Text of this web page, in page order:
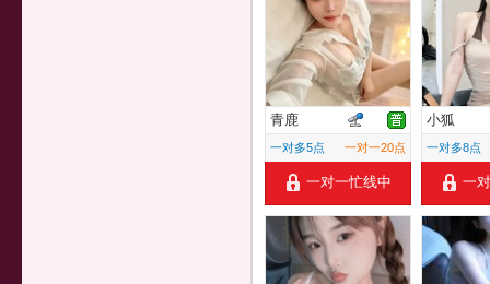
青鹿
一对多5点 一对一20点
一对一忙线中
小狐
一对多8点
一